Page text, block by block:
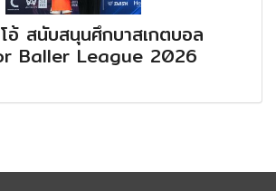
อ้ สนับสนุนศึกบาสเกตบอล
Baller League 2026